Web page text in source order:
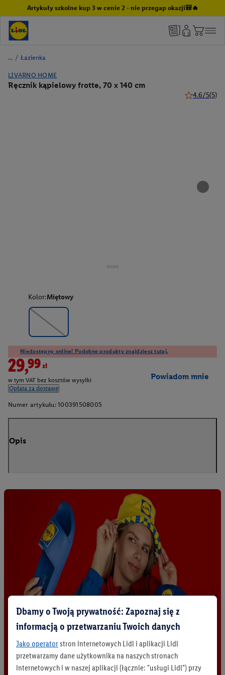
Artykuły szkolne kup 3 w cenie 2 - nie przegap okazji🎒🔥
/ Łazienka
LIVARNO HOME
Ręcznik kąpielowy frotte, 70 x 140 cm
4.6/5(5)
Kolor:Miętowy
Niedostępny online! Podobne produkty znajdziesz tutaj.
29,99zł
w tym VAT bez kosztów wysyłki
Opłata za dostawę
Powiadom mnie
Numer artykułu: 100391508005
Opis
Dbamy o Twoją prywatność: Zapoznaj się z
informacją o przetwarzaniu Twoich danych
Jako operatorstron internetowych Lidl i aplikacji Lidl
przetwarzamy dane użytkownika na naszych stronach
internetowych i w naszej aplikacji (łącznie: "usługi Lidl") przy